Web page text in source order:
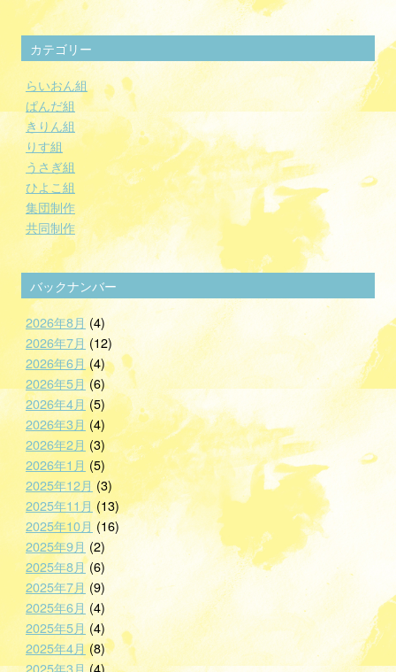
カテゴリー
らいおん組
ぱんだ組
きりん組
りす組
うさぎ組
ひよこ組
集団制作
共同制作
バックナンバー
2026年8月 (4)
2026年7月(12)
2026年6月(4)
2026年5月(6)
2026年4月(5)
2026年3月 (4)
2026年2月 (3)
2026年1月 (5)
2025年12月 (3)
2025年11月(13)
2025年10月 (16)
2025年9月 (2)
2025年8月(6)
2025年7月 (9)
2025年6月 (4)
2025年5月(4)
2025年4月(8)
2025年3月(4)